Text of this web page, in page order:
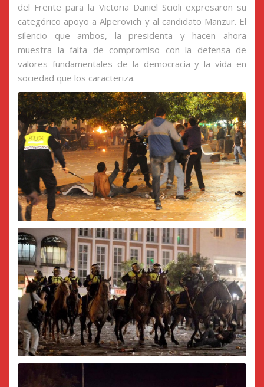
del Frente para la Victoria Daniel Scioli expresaron su
categórico apoyo a Alperovich y al candidato Manzur. El
silencio que ambos, la presidenta y hacen ahora
muestra la falta de compromiso con la defensa de
valores fundamentales de la democracia y la vida en
sociedad que los caracteriza.